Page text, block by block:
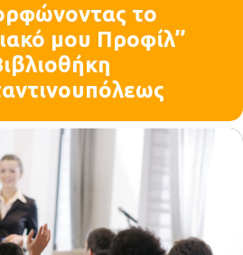
το
μου Προφίλ’’